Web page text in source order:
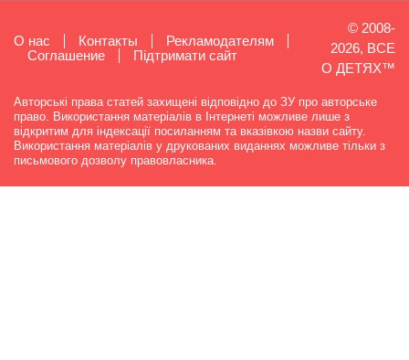
О нас Контакты
Рекламодателям
Cоглашение
Підтримати сайт
© 2008-
2026, ВСЕ
О ДЕТЯХ™
Авторські права статей захищені відповідно до ЗУ про авторське
право. Використання матеріалів в Інтернеті можливе лише з
відкритим для індексації посиланням та вказівкою назви сайту.
Використання матеріалів у друкованих виданнях можливе тільки з
письмового дозволу правовласника.